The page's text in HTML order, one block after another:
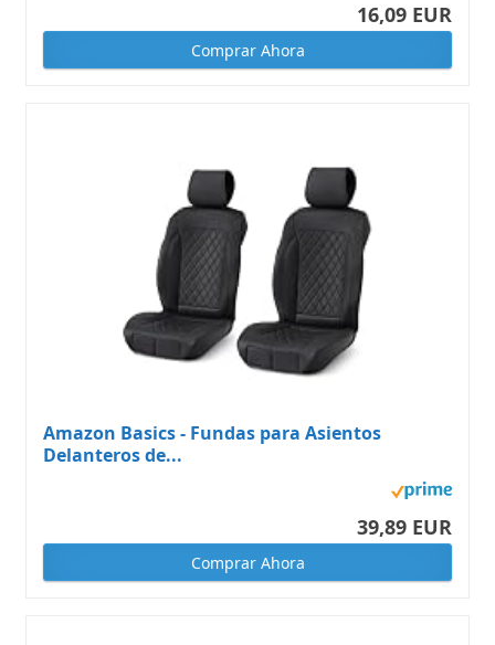
16,09 EUR
Comprar Ahora
Amazon Basics - Fundas para Asientos
Delanteros de...
39,89 EUR
Comprar Ahora